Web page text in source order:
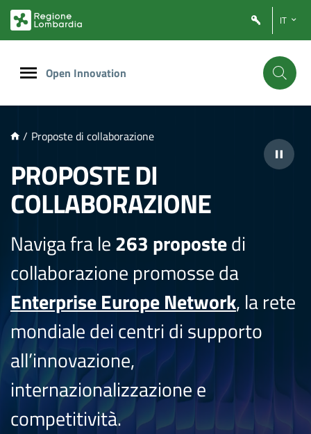
PRINCIPALE
IT
Open Innovation
/ Proposte di collaborazione
PROPOSTE DI
COLLABORAZIONE
Naviga fra le263 propostedi
collaborazione promosse da
Enterprise Europe Network, la rete
mondiale dei centri di supporto
all’innovazione,
internazionalizzazione e
competitività.